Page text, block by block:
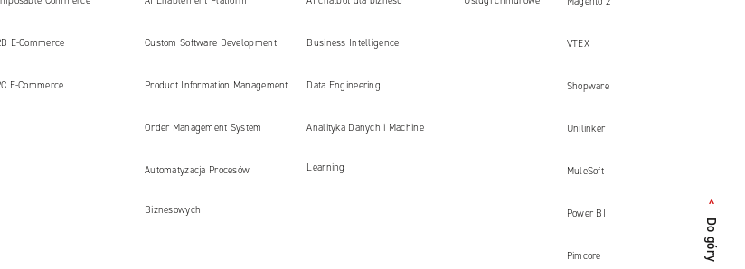
erę AI
E‑Commerce
E‑Commerce
Custom Software Development
Product Information Management
(PIM)
Order Management System
Automatyzacja Procesów
Biznesowych
Business Intelligence
Data Engineering
Analityka Danych i Machine
Learning
VTEX
Shopware
Unilinker
MuleSoft
Power BI
Pimcore
<
Do góry